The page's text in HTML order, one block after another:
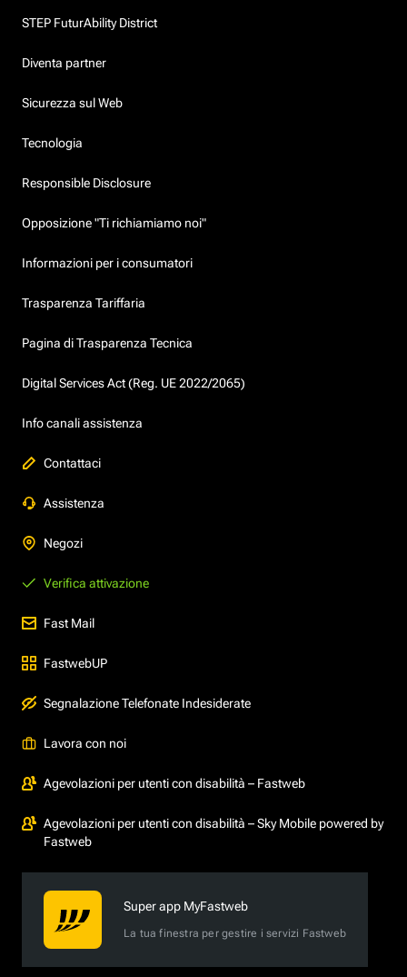
STEP FuturAbility District
Diventa partner
Sicurezza sul Web
Tecnologia
Responsible Disclosure
Opposizione "Ti richiamiamo noi"
Informazioni per i consumatori
Trasparenza Tariffaria
Pagina di Trasparenza Tecnica
Digital Services Act (Reg. UE 2022/2065)
Info canali assistenza
Contattaci
Assistenza
Negozi
Verifica attivazione
Fast Mail
FastwebUP
Segnalazione Telefonate Indesiderate
Lavora con noi
Agevolazioni per utenti con disabilità – Fastweb
Agevolazioni per utenti con disabilità – Sky Mobile powered by
Fastweb
Super app MyFastweb
La tua finestra per gestire i servizi Fastweb